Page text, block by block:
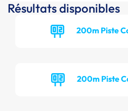
Résultats disponibles
200m Piste
200m Piste